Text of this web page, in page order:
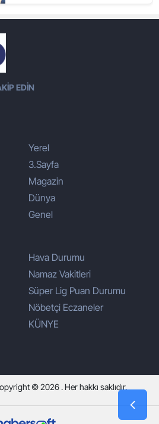
EDİN
Yerel
3.Sayfa
Magazin
Dünya
Genel
Hava Durumu
Namaz Vakitleri
Süper Lig Puan Durumu
Nöbetçi Eczaneler
KÜNYE
© 2026 . Her hakkı saklıdır.